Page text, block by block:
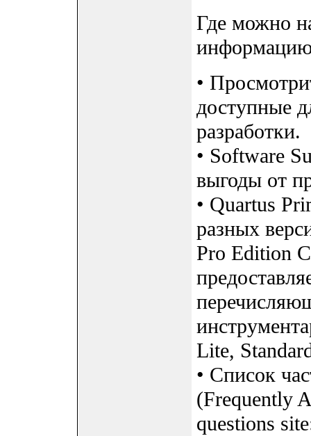
Где можно
•
доступные
разработки.
• Software
выгоды от
• Quartus
разных
Pro Edition
Lite,
• Список
(Frequently
questions